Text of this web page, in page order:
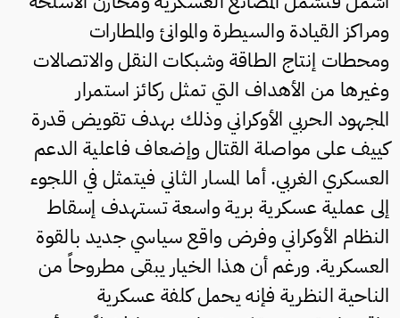
ومراكز القيادة والسيطرة والموانئ والمطارات
ومحطات إنتاج الطاقة وشبكات النقل والاتصالات
وغيرها من الأهداف التي تمثل ركائز استمرار
المجهود الحربي الأوكراني وذلك بهدف تقويض قدرة
كييف على مواصلة القتال وإضعاف فاعلية الدعم
العسكري الغربي. أما المسار الثاني فيتمثل في اللجوء
إلى عملية عسكرية برية واسعة تستهدف إسقاط
النظام الأوكراني وفرض واقع سياسي جديد بالقوة
العسكرية. ورغم أن هذا الخيار يبقى مطروحاً من
الناحية النظرية فإنه يحمل كلفة عسكرية